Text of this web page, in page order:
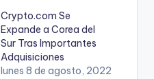
Crypto.com Se
Expande a Corea del
Sur Tras Importantes
Adquisiciones
lunes 8 de agosto, 2022